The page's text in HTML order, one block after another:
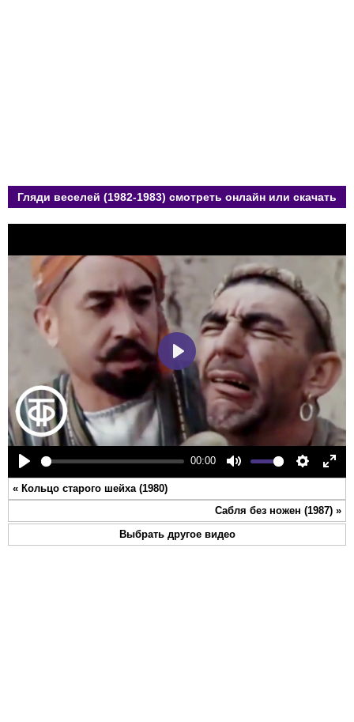
Гляди веселей (1982-1983) смотреть онлайн или скачать
Play
00:00
Mute Settings
Play
« Кольцо старого шейха (1980)
Сабля без ножен (1987) »
Выбрать другое видео